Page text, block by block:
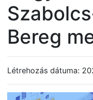
Bereg
Létrehozás dátuma: